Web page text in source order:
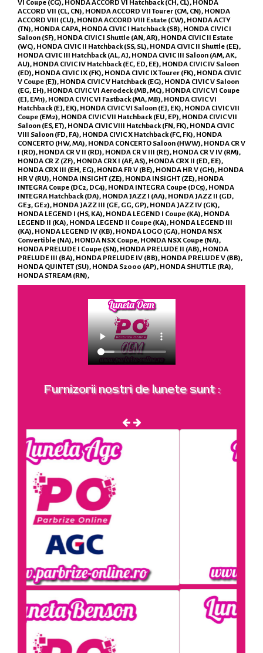
VI Coupe (CG), HONDA ACCORD VI Hatchback (CH, CL), HONDA
ACCORD VII (CL, CN), HONDA ACCORD VII Tourer (CM, CN), HONDA
ACCORD VIII (CU), HONDA ACCORD VIII Estate (CW), HONDA ACTY
(TN), HONDA CAPA, HONDA CIVIC I Hatchback (SB), HONDA CIVIC I
Saloon (SF), HONDA CIVIC I Shuttle (AN, AR), HONDA CIVIC II Estate
(WC), HONDA CIVIC II Hatchback (SS, SL), HONDA CIVIC II Shuttle (EE),
HONDA CIVIC III Hatchback (AL, AJ, HONDA CIVIC III Saloon (AM, AK,
AU), HONDA CIVIC IV Hatchback (EC, ED, EE), HONDA CIVIC IV Saloon
(ED), HONDA CIVIC IX (FK), HONDA CIVIC IX Tourer (FK), HONDA CIVIC
V Coupe (EJ), HONDA CIVIC V Hatchback (EG), HONDA CIVIC V Saloon
(EG, EH), HONDA CIVIC VI Aerodeck (MB, MC), HONDA CIVIC VI Coupe
(EJ, EM1), HONDA CIVIC VI Fastback (MA, MB), HONDA CIVIC VI
Hatchback (EJ, EK), HONDA CIVIC VI Saloon (EJ, EK), HONDA CIVIC VII
Coupe (EM2), HONDA CIVIC VII Hatchback (EU, EP), HONDA CIVIC VII
Saloon (ES, ET), HONDA CIVIC VIII Hatchback (FN, FK), HONDA CIVIC
VIII Saloon (FD, FA), HONDA CIVIC X Hatchback (FC, FK), HONDA
CONCERTO (HW, MA), HONDA CONCERTO Saloon (HWW), HONDA CR V
I (RD), HONDA CR V II (RD), HONDA CR V III (RE), HONDA CR V IV (RM),
HONDA CR Z (ZF), HONDA CRX I (AF, AS), HONDA CRX II (ED, EE),
HONDA CRX III (EH, EG), HONDA FR V (BE), HONDA HR V (GH), HONDA
HR V (RU), HONDA INSIGHT (ZE), HONDA INSIGHT (ZE), HONDA
INTEGRA Coupe (DC2, DC4), HONDA INTEGRA Coupe (DC5), HONDA
INTEGRA Hatchback (DA), HONDA JAZZ I (AA), HONDA JAZZ II (GD,
GE3, GE2), HONDA JAZZ III (GE, GG, GP), HONDA JAZZ IV (GK),
HONDA LEGEND I (HS, KA), HONDA LEGEND I Coupe (KA), HONDA
LEGEND II (KA), HONDA LEGEND II Coupe (KA), HONDA LEGEND III
(KA), HONDA LEGEND IV (KB), HONDA LOGO (GA), HONDA NSX
Convertible (NA), HONDA NSX Coupe, HONDA NSX Coupe (NA),
HONDA PRELUDE I Coupe (SN), HONDA PRELUDE II (AB), HONDA
PRELUDE III (BA), HONDA PRELUDE IV (BB), HONDA PRELUDE V (BB),
HONDA QUINTET (SU), HONDA S2000 (AP), HONDA SHUTTLE (RA),
HONDA STREAM (RN),
Furnizorii nostri de lunete sunt :